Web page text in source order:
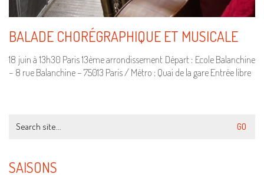
BALADE CHORÉGRAPHIQUE ET MUSICALE
18 juin à 13h30 Paris 13ème arrondissement Départ : Ecole Balanchine
– 8 rue Balanchine – 75013 Paris / Métro : Quai de la gare Entrée libre
for:
SAISONS